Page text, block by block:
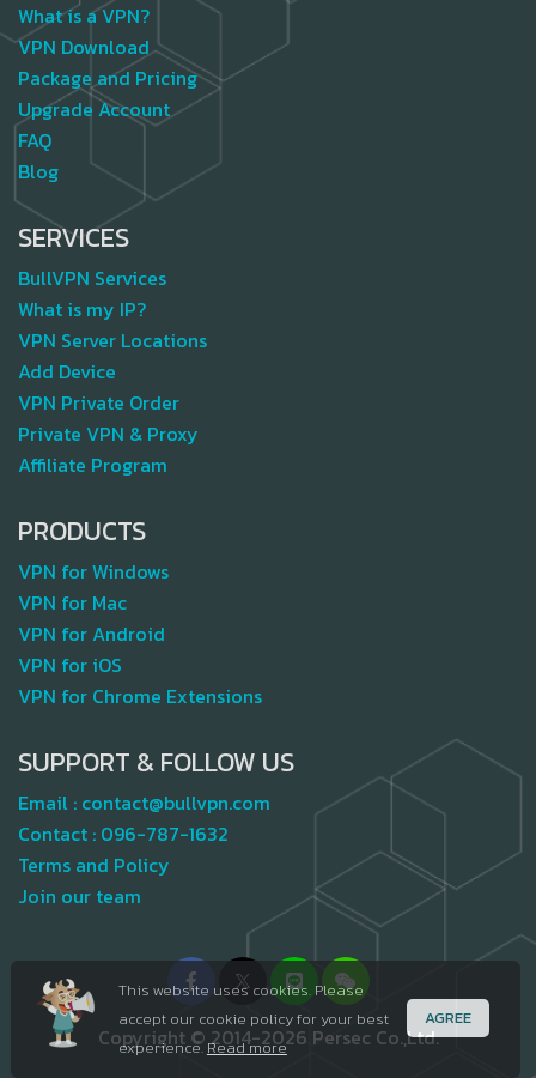
This website uses cookies. Please
accept our cookie policy for your best
experience.Read more
AGREE
What is a VPN?
VPN Download
Package and Pricing
Upgrade Account
FAQ
Blog
SERVICES
BullVPN Services
What is my IP?
VPN Server Locations
Add Device
VPN Private Order
Private VPN & Proxy
Affiliate Program
PRODUCTS
VPN for Windows
VPN for Mac
VPN for Android
VPN for iOS
VPN for Chrome Extensions
SUPPORT & FOLLOW US
Email : contact@bullvpn.com
Contact : 096-787-1632
Terms and Policy
Join our team
Copyright © 2014-2026 Persec Co.,Ltd.